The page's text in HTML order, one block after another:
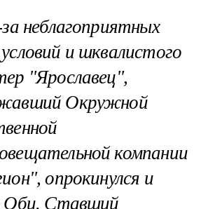
неблагоприятных
и шквалистого
"Ярославец",
Окружной
компании
опрокинулся и
Оби. Ставший